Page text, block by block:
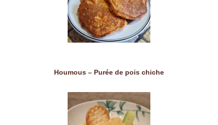
Houmous – Purée de pois chiche